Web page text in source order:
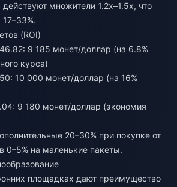
множители 1.2x–1.5x, что
(ROI)
9 185 монет/доллар (на 6.8%
курса)
10 000 монет/доллар (на 16%
9 180 монет/доллар (экономия
20–30% при покупке от
0–5% на маленькие пакеты.
площадках дают преимущество